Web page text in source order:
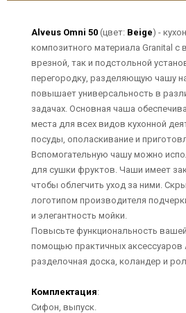
Alveus Omni 50 (цвет: Beige) -
композитного материала Granital
врезной, так и подстольной
перегородку, разделяющую чашу
повышает универсальность в
задачах. Основная чаша
места для всех видов кухонной
посуды, ополаскивание и
Вспомогательную чашу можно
для сушки фруктов. Чаши имеет
чтобы облегчить уход за ними.
логотипом производителя
и элегантность мойки.
Повысьте функциональность
помощью практичных аксессуаров
разделочная доска, коландер и
Комплектация:
Сифон, выпуск.